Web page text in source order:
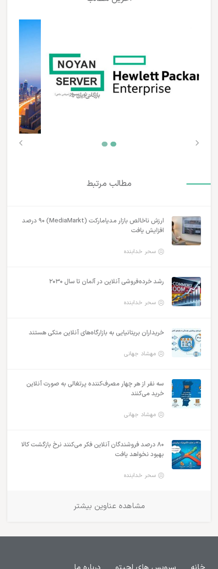
مطالب مرتبط
ارزش ناخالص بازار مدیامارکت (MediaMarkt) ۹۰ درصد
افزایش یافت
سحر خدابنده
رشد خرده‌فروشی آنلاین در آلمان تا سال ۲۰۳۰
سحر خدابنده
خریداران بریتانیایی به بازارگاه‌های آنلاین متکی هستند
مهشاد جهانی
سه نفر از هر چهار مصرف‌کننده پرتغالی به صورت آنلاین
خرید می‌کنند
مهشاد جهانی
۸۰ درصد فروشندگان آنلاین فکر می‌کنند نرخ بازگشت کالا
بهبود نخواهد یافت
سحر خدابنده
مشاهده عناوین بیشتر